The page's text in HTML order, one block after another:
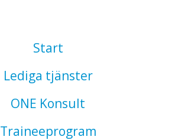
Start
Lediga tjänster
ONE Konsult
Traineeprogram